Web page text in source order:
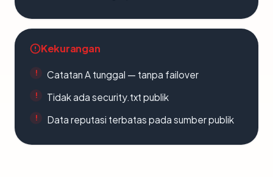
Kekurangan
Catatan A tunggal — tanpa failover
Tidak ada security.txt publik
Data reputasi terbatas pada sumber publik